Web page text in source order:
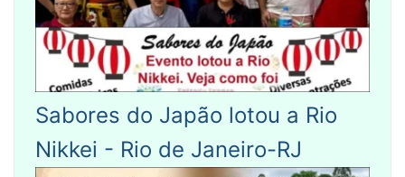
Sabores do Japão lotou a Rio
Nikkei - Rio de Janeiro-RJ